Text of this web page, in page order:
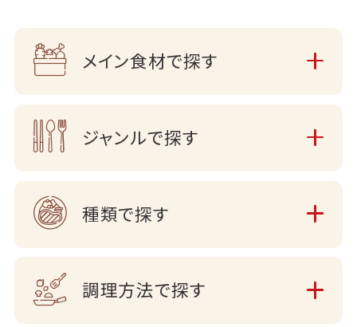
メイン食材で探す
ジャンルで探す
種類で探す
調理方法で探す